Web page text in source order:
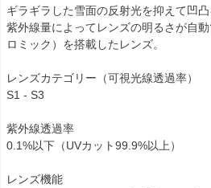
ギラギラした雪面の反射光を抑えて凹
紫外線量によってレンズの明るさが自
ロミック）を搭載したレンズ。
レンズカテゴリー（可視光線透過率）
S1 - S3
紫外線透過率
0.1%以下（UVカット99.9%以上）
レンズ機能